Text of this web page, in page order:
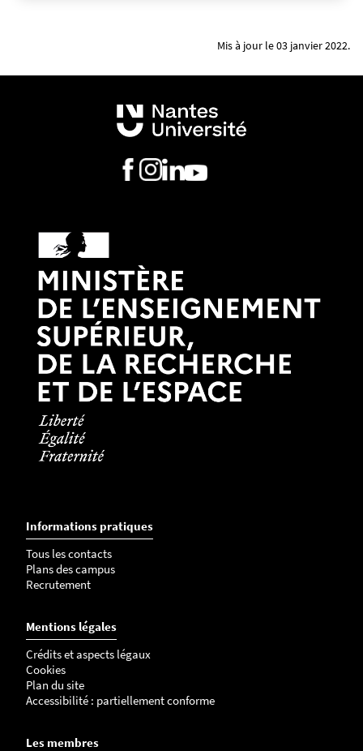
Mis à jour le 03 janvier 2022.
Informations pratiques
Tous les contacts
Plans des campus
Recrutement
Mentions légales
Crédits et aspects légaux
Cookies
Plan du site
Accessibilité : partiellement conforme
Les membres